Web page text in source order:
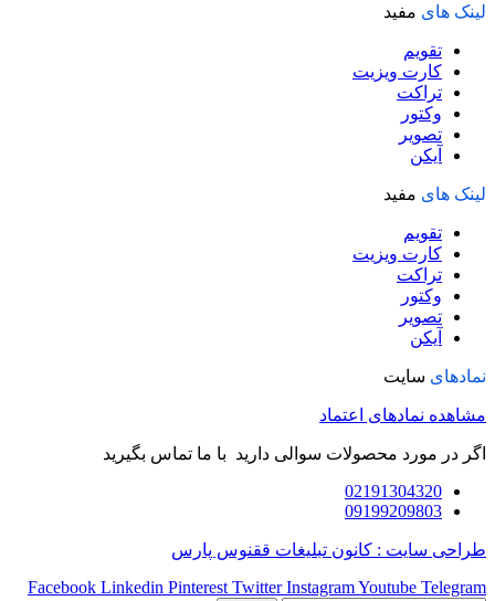
لینک های مفید
تقویم
کارت ویزیت
تراکت
وکتور
تصویر
آیکن
لینک های مفید
تقویم
کارت ویزیت
تراکت
وکتور
تصویر
آیکن
نمادهای سایت
مشاهده نمادهای اعتماد
اگر در مورد محصولات سوالی دارید با ما تماس بگیرید
02191304320
09199209803
طراحی سایت : کانون تبلیغات ققنوس پارس
Facebook Linkedin Pinterest Twitter InstagramYoutube Telegram